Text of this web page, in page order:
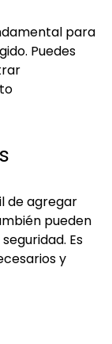
para
Puedes
de agregar
pueden
Es
y